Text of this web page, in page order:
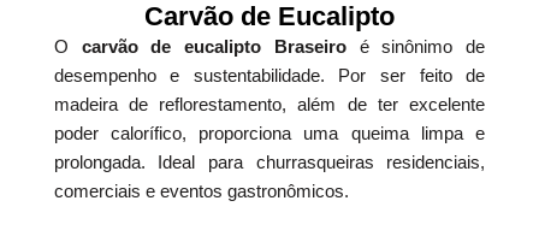
Carvão de Eucalipto
O carvão de eucalipto Braseiroé sinônimo de
desempenho e sustentabilidade. Por ser feito de
madeira de reflorestamento, além de ter excelente
poder calorífico, proporciona uma queima limpa e
prolongada. Ideal para churrasqueiras residenciais,
comerciais e eventos gastronômicos.